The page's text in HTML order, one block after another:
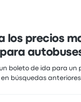
los precios
para
boleto de ida para un
en búsquedas